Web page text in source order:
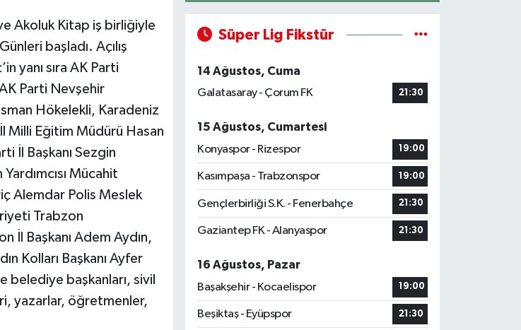
Akoluk Kitap iş birliğiyle
başladı. Açılış
yanı sıra AK Parti
Parti Nevşehir
Hökelekli, Karadeniz
Milli Eğitim Müdürü Hasan
İl Başkanı Sezgin
Mücahit
Alemdar Polis Meslek
Trabzon
İl Başkanı Adem Aydın,
Kolları Başkanı Ayfer
belediye başkanları, sivil
yazarlar, öğretmenler,
Süper Lig Fikstür
14 Ağustos, Cuma
Galatasaray - Çorum FK
21:30
15 Ağustos, Cumartesi
Konyaspor - Rizespor
19:00
Kasımpaşa - Trabzonspor 19:00
Gençlerbirliği S.K. - Fenerbahçe 21:30
Gaziantep FK - Alanyaspor 21:30
16 Ağustos, Pazar
Başakşehir - Kocaelispor
19:00
Beşiktaş - Eyüpspor 21:30